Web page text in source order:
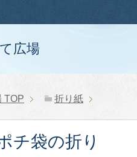
広場
TOP 折り紙
チ袋の折り